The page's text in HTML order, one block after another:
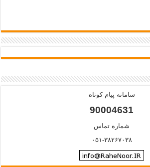
سامانه پیام کوتاه
90004631
شماره تماس
۰۵۱-۳۸۲۶۷۰۳۸